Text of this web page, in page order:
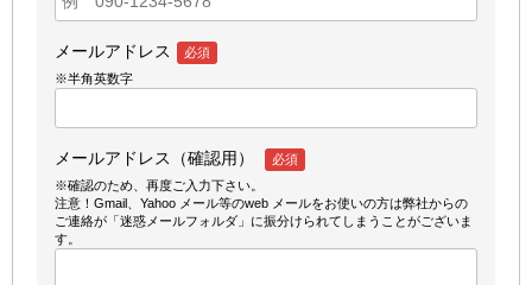
メールアドレス
必須
※半角英数字
メールアドレス（確認用）
必須
※確認のため、再度ご入力下さい。
注意！Gmail、Yahoo メール等のweb メールをお使いの方は弊社からの
ご連絡が「迷惑メールフォルダ」に振分けられてしまうことがございま
す。